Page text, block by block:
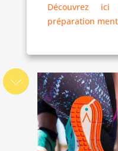
Découvrez
préparation